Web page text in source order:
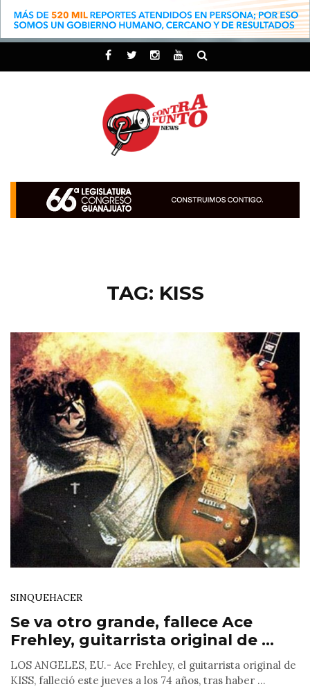
TAG: KISS
SINQUEHACER
Se va otro grande, fallece Ace
Frehley, guitarrista original de ...
LOS ANGELES, EU.- Ace Frehley, el guitarrista original de
KISS, falleció este jueves a los 74 años, tras haber ...